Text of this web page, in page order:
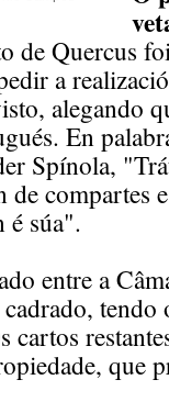
de Quercus
a
alegando
En
Spínola,
de compartes
é súa".
entre a
cartos
que